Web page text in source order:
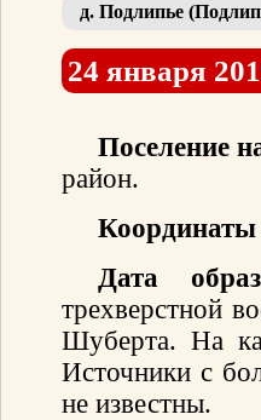
д. Подлипье
24 января
Поселение
район.
Координаты
Дата
трехверстной
Шуберта. На
Источники с
не известны.